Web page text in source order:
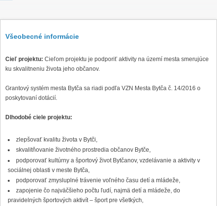
Všeobecné informácie
Cieľ projektu: Cieľom projektu je podporiť aktivity na území mesta smerujúce
ku skvalitneniu života jeho občanov.
Grantový systém mesta Bytča sa riadi podľa VZN Mesta Bytča č. 14/2016 o
poskytovaní dotácií.
Dlhodobé ciele projektu:
zlepšovať kvalitu života v Bytči,
skvalitňovanie životného prostredia občanov Bytče,
podporovať kultúrny a športový život Bytčanov, vzdelávanie a aktivity v
sociálnej oblasti v meste Bytča,
podporovať zmysluplné trávenie voľného času detí a mládeže,
zapojenie čo najväčšieho počtu ľudí, najmä detí a mládeže, do
pravidelných športových aktivít – šport pre všetkých,